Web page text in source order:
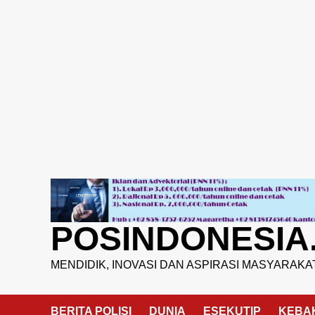
MENDIDIK, INOVASI DAN ASPIRASI
BERITA POLISI DUNIA ESEKUTIP